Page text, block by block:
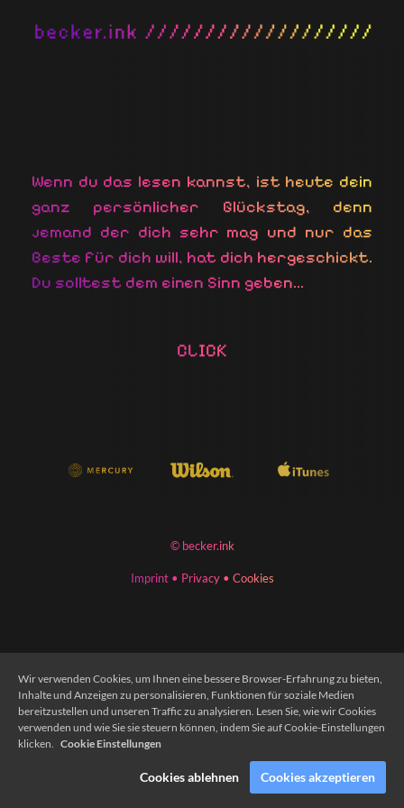
Wenn du das lesen kannst, ist heute dein
ganz persönlicher Glückstag, denn
jemand der dich sehr mag und nur das
Beste für dich will, hat dich hergeschickt.
Du solltest dem einen Sinn geben...
CLICK
© becker.ink
Imprint• Privacy• Cookies
Wir verwenden Cookies, um Ihnen eine bessere Browser-Erfahrung zu bieten,
Inhalte und Anzeigen zu personalisieren, Funktionen für soziale Medien
bereitzustellen und unseren Traffic zu analysieren. Lesen Sie, wie wir Cookies
verwenden und wie Sie sie steuern können, indem Sie auf Cookie-Einstellungen
klicken. Cookie Einstellungen
Cookies ablehnen Cookies akzeptieren